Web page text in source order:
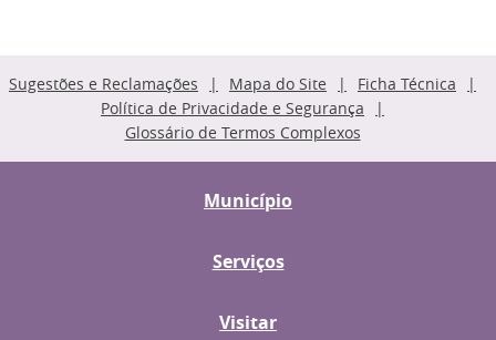
Sugestões e Reclamações Mapa do Site
Ficha Técnica
Política de Privacidade e Segurança
Glossário de Termos Complexos
Município
Serviços
Visitar